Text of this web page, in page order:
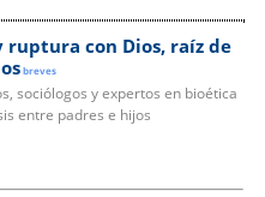
ruptura con Dios, raíz de
breves
sociólogos y expertos en bioética
entre padres e hijos